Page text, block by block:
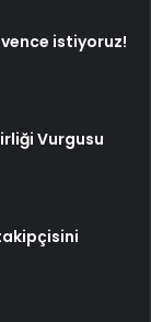
istiyoruz!
Vurgusu